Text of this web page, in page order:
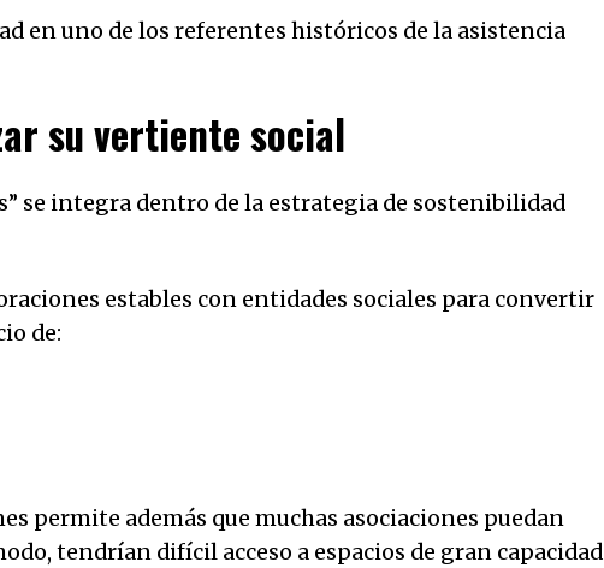
en uno de los referentes históricos de la asistencia
su vertiente social
se integra dentro de la estrategia de sostenibilidad
estables con entidades sociales para convertir
de:
permite además que muchas asociaciones puedan
tendrían difícil acceso a espacios de gran capacidad